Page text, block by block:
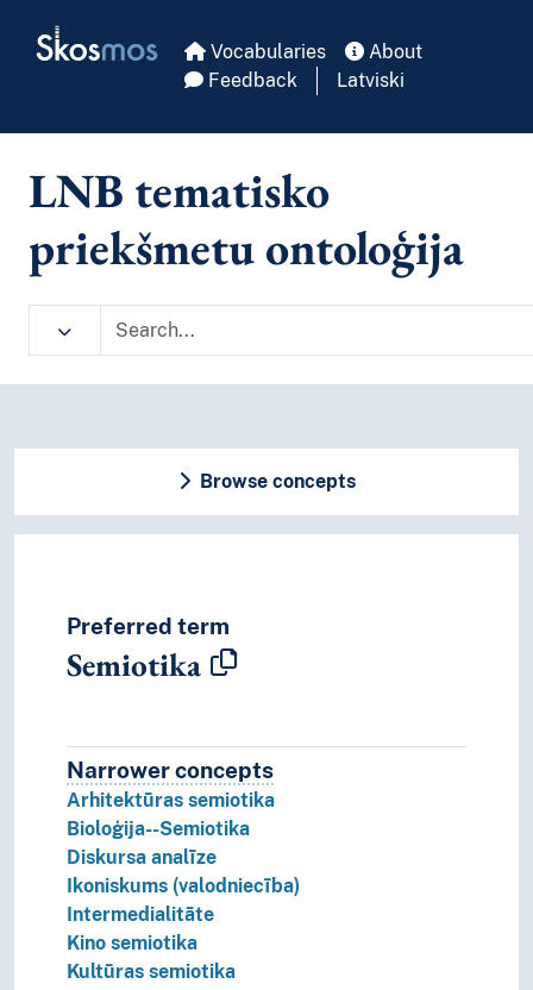
Skosmos Vocabularies
About
Feedback
Latviski
LNB tematisko
priekšmetu ontoloģija
Browse concepts
Preferred term
Semiotika
Narrower conceptsNarrower concepts.
Arhitektūras semiotika
Bioloģija--Semiotika
Diskursa analīze
Ikoniskums (valodniecība)
Intermedialitāte
Kino semiotika
Kultūras semiotika